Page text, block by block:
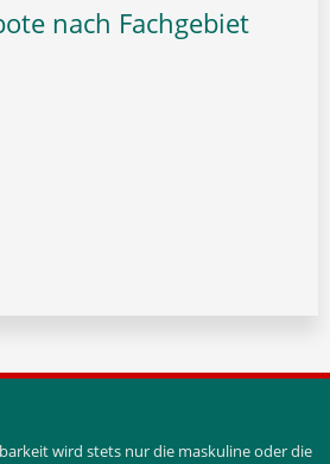
nach Fachgebiet
wird stets nur die maskuline oder die